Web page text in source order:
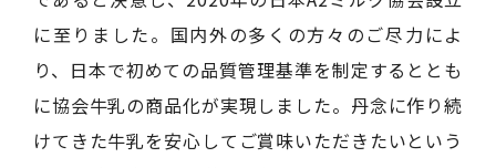
に至りました。国内外の多くの方々のご尽力によ
り、日本で初めての品質管理基準を制定するととも
に協会牛乳の商品化が実現しました。丹念に作り続
けてきた牛乳を安心してご賞味いただきたいという